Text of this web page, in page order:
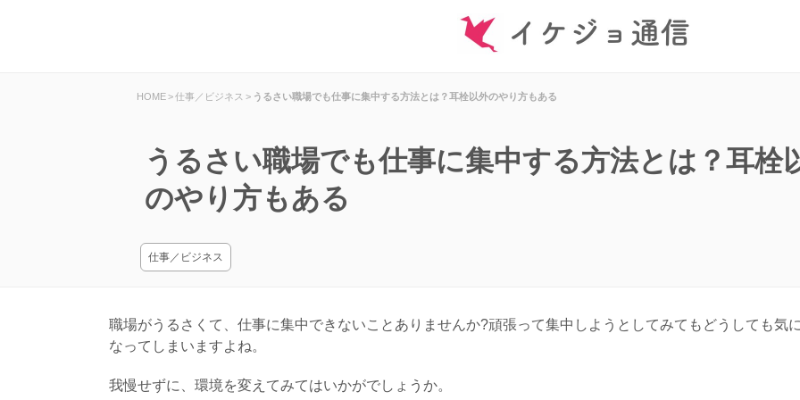
HOME>仕事／ビジネス > うるさい職場でも仕事に集中する方法とは？耳栓以外のやり方もある
うるさい職場でも仕事に集中する方法とは？耳栓
のやり方もある
仕事／ビジネス
職場がうるさくて、仕事に集中できないことありませんか?頑張って集中しようとしてみてもどうしても気
なってしまいますよね。
我慢せずに、環境を変えてみてはいかがでしょうか。